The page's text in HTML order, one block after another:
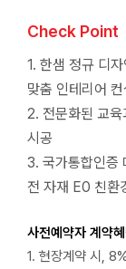
Check Point
1. 한샘 정규 디
맞춤 인테리어 컨
2. 전문화된 교육
시공
3. 국가통합인증
전 자재 E0 친환
사전예약자 계약
1. 현장계약 시,